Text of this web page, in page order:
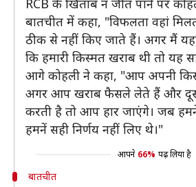
RCB के खिताब न जीत पाने पर
बातचीत में कहा, "विफलता वहां
ठीक से नहीं किए जाते हैं। अगर मैं
कि हमारी किस्मत खराब थी तो यह
आगे कोहली ने कहा, "आप अपनी
अगर आप खराब फैसले लेते हैं और
करती है तो आप हार जाएंगे। जब
हमनें सही निर्णय नहीं लिए थे।"
आपने 66% पढ़ लिया है
बातचीत